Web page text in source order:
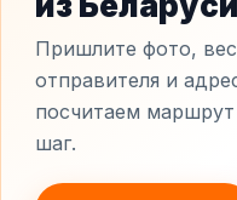
Пришлите фото,
отправителя и
посчитаем
шаг.